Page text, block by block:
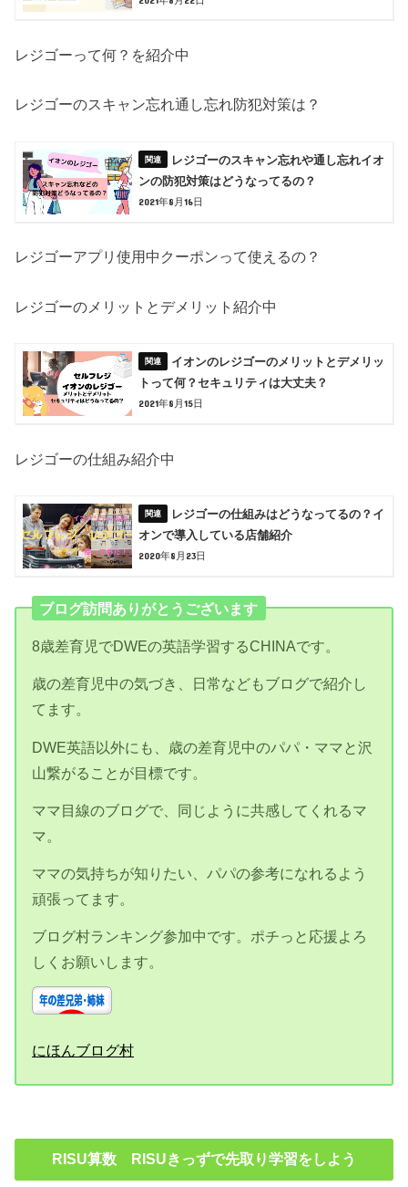
レジゴーって何？を紹介中
レジゴーのスキャン忘れ通し忘れ防犯対策は？
レジゴーのスキャン忘れや通し忘れイオ
ンの防犯対策はどうなってるの？
2021年8月16日
レジゴーアプリ使用中クーポンって使えるの？
レジゴーのメリットとデメリット紹介中
イオンのレジゴーのメリットとデメリッ
トって何？セキュリティは大丈夫？
2021年8月15日
レジゴーの仕組み紹介中
レジゴーの仕組みはどうなってるの？イ
オンで導入している店舗紹介
2020年8月23日
ブログ訪問ありがとうございます
8歳差育児でDWEの英語学習するCHINAです。
歳の差育児中の気づき、日常などもブログで紹介し
てます。
DWE英語以外にも、歳の差育児中のパパ・ママと沢
山繋がることが目標です。
ママ目線のブログで、同じように共感してくれるマ
マ。
ママの気持ちが知りたい、パパの参考になれるよう
頑張ってます。
ブログ村ランキング参加中です。ポチっと応援よろ
しくお願いします。
にほんブログ村
RISU算数 RISUきっずで先取り学習をしよう